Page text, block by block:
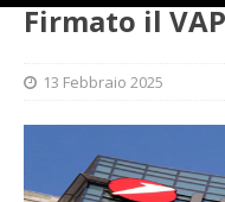
Firmato il
13 Febbraio 2025